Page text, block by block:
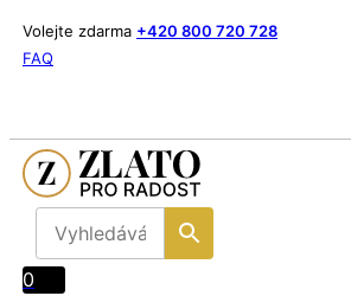
Volejte zdarma +420 800 720 728
FAQ
0